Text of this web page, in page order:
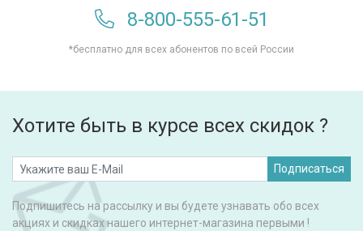
8-800-555-61-51
*бесплатно для всех абонентов по всей России
Хотите быть в курсе всех скидок ?
Подписаться
Подпишитесь на рассылку и вы будете узнавать обо всех
акциях и скидках нашего интернет-магазина первыми !